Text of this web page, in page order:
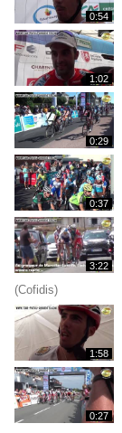
0:54
1:02
0:29
0:37
3:22
(Cofidis)
1:58
0:27